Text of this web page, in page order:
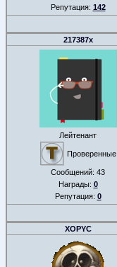
Репутация: 142
217387x
Лейтенант
Проверенные
Сообщений: 43
Награды: 0
Репутация: 0
XOPYC